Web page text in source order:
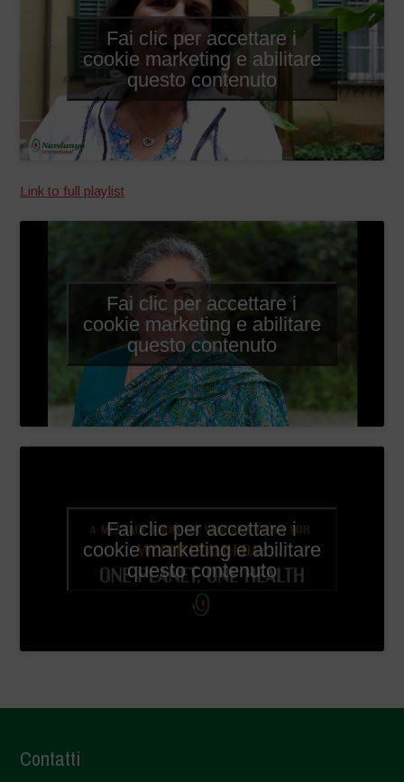
Fai clic per accettare i
cookie marketing e abilitare
questo contenuto
Link to full playlist
Fai clic per accettare i
cookie marketing e abilitare
questo contenuto
Fai clic per accettare i
cookie marketing e abilitare
questo contenuto
Contatti